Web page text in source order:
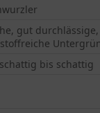
gut
bis schattig